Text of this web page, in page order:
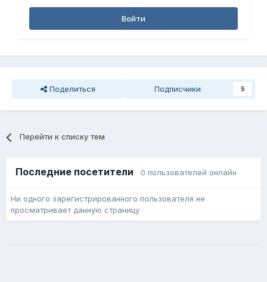
Войти
Поделиться Подписчики 5
Перейти к списку тем
Последние посетители 0 пользователей онлайн
Ни одного зарегистрированного пользователя не
просматривает данную страницу